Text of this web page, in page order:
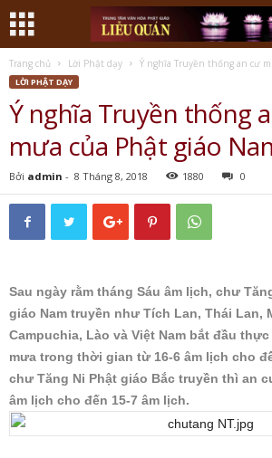
Trang chủ Lời Phật dạy Ý nghĩa Truyền thống an cư
LỜI PHẬT DẠY
Ý nghĩa Truyền thống
mưa của Phật giáo
Bởi admin - 8 Tháng 8, 2018 1880 0
Sau ngày rằm tháng Sáu âm lịch, chư
giáo Nam truyền như Tích Lan, Thái Lan,
Campuchia, Lào và Việt Nam bắt đầu
mưa trong thời gian từ 16-6 âm lịch cho
chư Tăng Ni Phật giáo Bắc truyền thì an
âm lịch cho đến 15-7 âm lịch.